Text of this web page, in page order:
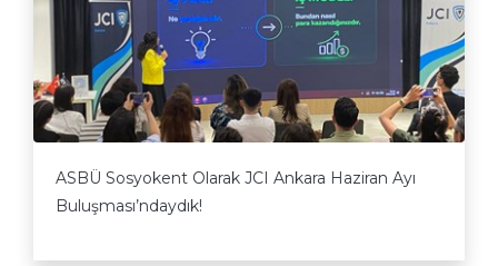
ASBÜ Sosyokent Olarak JCI Ankara Haziran Ayı
Buluşması’ndaydık!